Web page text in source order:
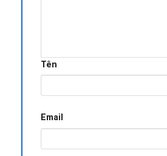
Tên
Email